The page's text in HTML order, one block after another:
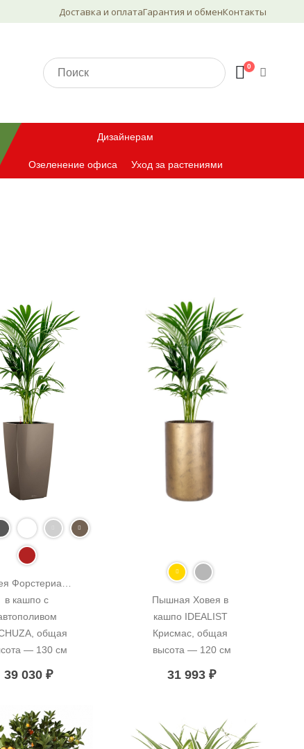
Доставка и оплатаГарантия и обменКонтакты
0
Озеленение офиса Уход за растениями
Дизайнерам
Форстериана
в кашпо с
общая
— 130 см
39 030 ₽
Пышная Ховея в
кашпо IDEALIST
Крисмас, общая
высота — 120 см
31 993₽